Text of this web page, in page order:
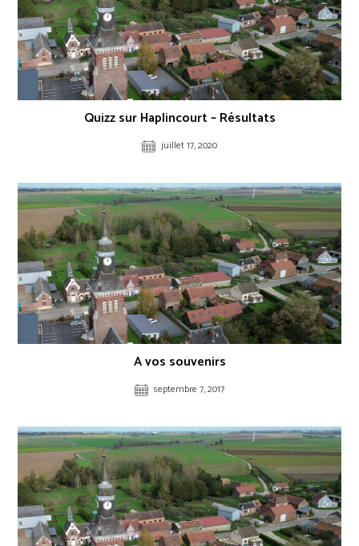
Quizz sur Haplincourt – Résultats
juillet 17, 2020
A vos souvenirs
septembre 7, 2017